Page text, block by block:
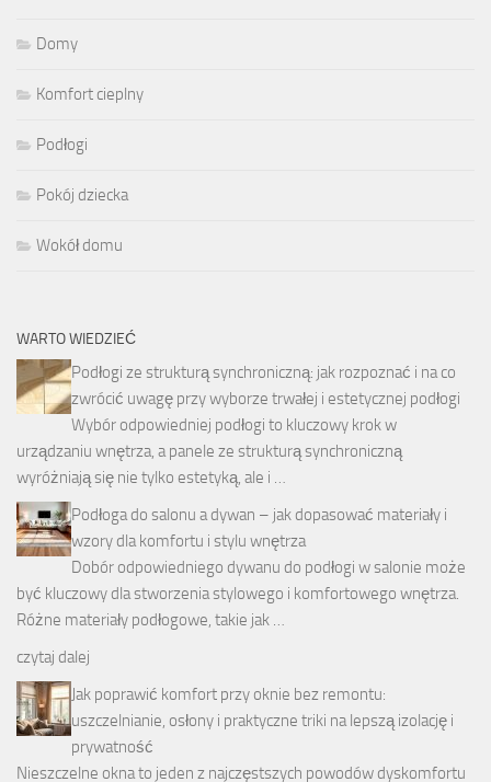
Domy
Komfort cieplny
Podłogi
Pokój dziecka
Wokół domu
WARTO WIEDZIEĆ
Podłogi ze strukturą synchroniczną: jak rozpoznać i na co
zwrócić uwagę przy wyborze trwałej i estetycznej podłogi
Wybór odpowiedniej podłogi to kluczowy krok w
urządzaniu wnętrza, a panele ze strukturą synchroniczną
wyróżniają się nie tylko estetyką, ale i …
Podłoga do salonu a dywan – jak dopasować materiały i
wzory dla komfortu i stylu wnętrza
Dobór odpowiedniego dywanu do podłogi w salonie może
być kluczowy dla stworzenia stylowego i komfortowego wnętrza.
Różne materiały podłogowe, takie jak …
czytaj dalej
Jak poprawić komfort przy oknie bez remontu:
uszczelnianie, osłony i praktyczne triki na lepszą izolację i
prywatność
Nieszczelne okna to jeden z najczęstszych powodów dyskomfortu